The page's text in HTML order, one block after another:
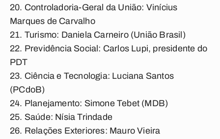
Controladoria-Geral da União: Vinícius
Marques de Carvalho
Turismo: Daniela Carneiro (União Brasil)
Previdência Social: Carlos Lupi, presidente do
PDT
Ciência e Tecnologia: Luciana Santos
(PCdoB)
Planejamento: Simone Tebet (MDB)
Saúde: Nísia Trindade
Relações Exteriores: Mauro Vieira